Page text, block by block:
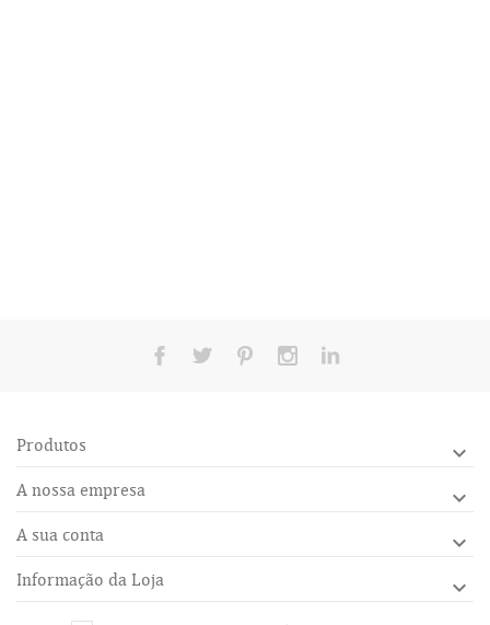
Produtos 
A nossa empresa 
A sua conta 
Informação da Loja 